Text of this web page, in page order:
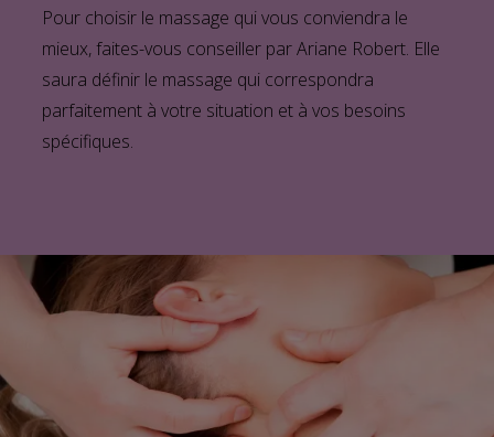
Pour choisir le massage qui vous conviendra le
mieux, faites-vous conseiller par Ariane Robert. Elle
saura définir le massage qui correspondra
parfaitement à votre situation et à vos besoins
spécifiques.